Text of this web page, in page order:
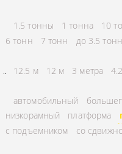
ЭКСПЕДИТОРА
ПЕРЕВОЗКА МУКИ
РАССЧИТАТЬ
1.5 тонны 1 тонна 10
6 тонн
7 тонн до 3.5 тонн
12.5 м 12 м 3 метра
автомобильный
низкорамный
платформа
с подъемником
со